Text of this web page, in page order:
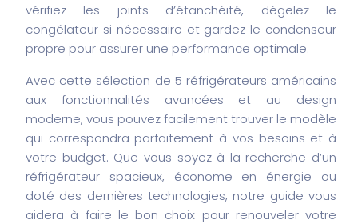
vérifiez les joints d’étanchéité, dégelez le
congélateur si nécessaire et gardez le condenseur
propre pour assurer une performance optimale.
Avec cette sélection de 5 réfrigérateurs américains
aux fonctionnalités avancées et au design
moderne, vous pouvez facilement trouver le modèle
qui correspondra parfaitement à vos besoins et à
votre budget. Que vous soyez à la recherche d’un
réfrigérateur spacieux, économe en énergie ou
doté des dernières technologies, notre guide vous
aidera à faire le bon choix pour renouveler votre